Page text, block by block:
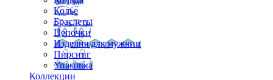
Колье
Браслеты
Цепочки
Изделия для мужчин
Пирсинг
Упаковка
Коллекции